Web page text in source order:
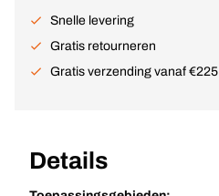
Snelle levering
Gratis retourneren
Gratis verzending vanaf €225
Details